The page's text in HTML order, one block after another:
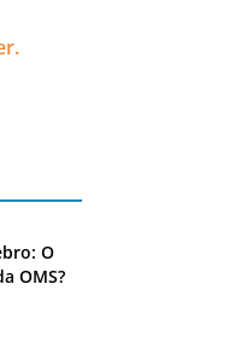
O
OMS?